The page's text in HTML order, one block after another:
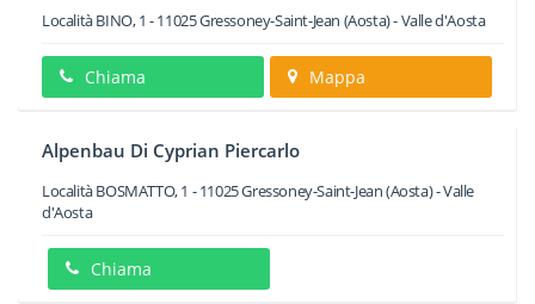
Località BINO, 1 -11025Gressoney-Saint-Jean (Aosta) -Valle d'Aosta
Chiama Mappa
Alpenbau Di Cyprian Piercarlo
Località BOSMATTO, 1 -11025Gressoney-Saint-Jean(Aosta) -Valle
d'Aosta
Chiama